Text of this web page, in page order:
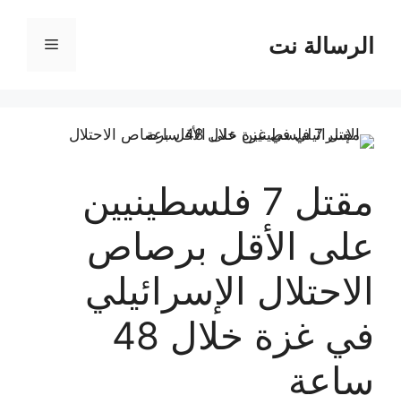
المحتوىالرسالة نت القائمة
مقتل 7 فلسطينيين
على الأقل برصاص
الاحتلال الإسرائيلي
في غزة خلال 48
ساعة